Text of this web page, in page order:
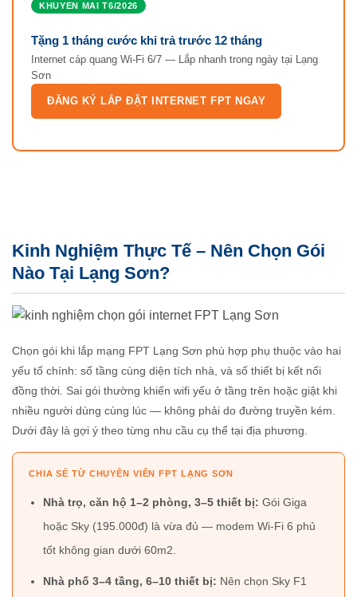
KHUYEN MAI T6/2026
Tặng 1 tháng cước khi trả trước 12 tháng
Internet cáp quang Wi-Fi 6/7 — Lắp nhanh trong ngày tại Lạng
Sơn
ĐĂNG KÝ LẮP ĐẶT INTERNET FPT NGAY
Kinh Nghiệm Thực Tế – Nên Chọn Gói
Nào Tại Lạng Sơn?
Chọn gói khi lắp mạng FPT Lạng Sơn phù hợp phụ thuộc vào hai
yếu tố chính: số tầng cùng diện tích nhà, và số thiết bị kết nối
đồng thời. Sai gói thường khiến wifi yếu ở tầng trên hoặc giật khi
nhiều người dùng cùng lúc — không phải do đường truyền kém.
Dưới đây là gợi ý theo từng nhu cầu cụ thể tại địa phương.
CHIA SẺ TỪ CHUYÊN VIÊN FPT LẠNG SƠN
Nhà trọ, căn hộ 1–2 phòng, 3–5 thiết bị: Gói Giga
hoặc Sky (195.000đ) là vừa đủ — modem Wi-Fi 6 phủ
tốt không gian dưới 60m2.
Nhà phố 3–4 tầng, 6–10 thiết bị: Nên chọn Sky F1